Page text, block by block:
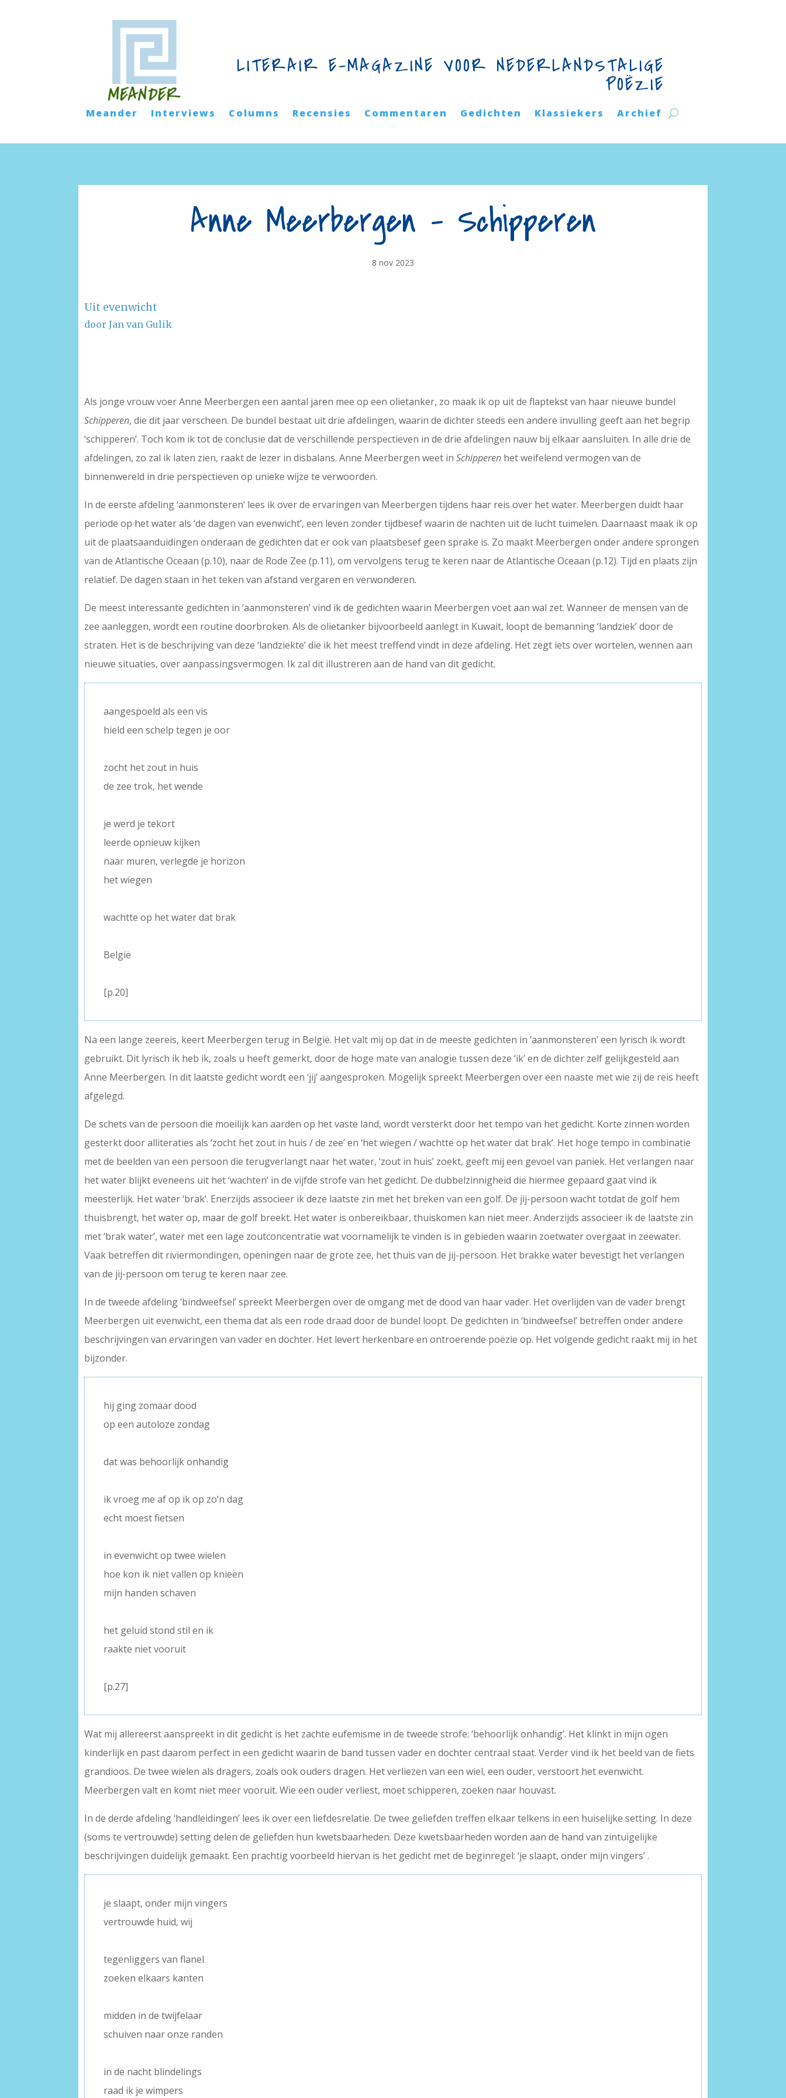
LITERAIR E-MAGAZINE VOOR NEDERLANDSTALIGE
POËZIE
Meander Interviews Columns Recensies Commentaren Gedichten Klassiekers Archief
Anne Meerbergen – Schipperen
8 nov 2023
Uit evenwicht
door Jan van Gulik
Als jonge vrouw voer Anne Meerbergen een aantal jaren mee op een olietanker, zo maak ik op uit de flaptekst van haar nieuwe bundel
Schipperen, die dit jaar verscheen. De bundel bestaat uit drie afdelingen, waarin de dichter steeds een andere invulling geeft aan het begrip
‘schipperen’. Toch kom ik tot de conclusie dat de verschillende perspectieven in de drie afdelingen nauw bij elkaar aansluiten. In alle drie de
afdelingen, zo zal ik laten zien, raakt de lezer in disbalans. Anne Meerbergen weet inSchipperen het weifelend vermogen van de
binnenwereld in drie perspectieven op unieke wijze te verwoorden.
In de eerste afdeling ‘aanmonsteren’ lees ik over de ervaringen van Meerbergen tijdens haar reis over het water. Meerbergen duidt haar
periode op het water als ‘de dagen van evenwicht’, een leven zonder tijdbesef waarin de nachten uit de lucht tuimelen. Daarnaast maak ik op
uit de plaatsaanduidingen onderaan de gedichten dat er ook van plaatsbesef geen sprake is. Zo maakt Meerbergen onder andere sprongen
van de Atlantische Oceaan (p.10), naar de Rode Zee (p.11), om vervolgens terug te keren naar de Atlantische Oceaan (p.12). Tijd en plaats zijn
relatief. De dagen staan in het teken van afstand vergaren en verwonderen.
De meest interessante gedichten in ‘aanmonsteren’ vind ik de gedichten waarin Meerbergen voet aan wal zet. Wanneer de mensen van de
zee aanleggen, wordt een routine doorbroken. Als de olietanker bijvoorbeeld aanlegt in Kuwait, loopt de bemanning ‘landziek’ door de
straten. Het is de beschrijving van deze ‘landziekte’ die ik het meest treffend vindt in deze afdeling. Het zegt iets over wortelen, wennen aan
nieuwe situaties, over aanpassingsvermogen. Ik zal dit illustreren aan de hand van dit gedicht.
aangespoeld als een vis
hield een schelp tegen je oor
zocht het zout in huis
de zee trok, het wende
je werd je tekort
leerde opnieuw kijken
naar muren, verlegde je horizon
het wiegen
wachtte op het water dat brak
België
[p.20]
Na een lange zeereis, keert Meerbergen terug in België. Het valt mij op dat in de meeste gedichten in ‘aanmonsteren’ een lyrisch ik wordt
gebruikt. Dit lyrisch ik heb ik, zoals u heeft gemerkt, door de hoge mate van analogie tussen deze ‘ik’ en de dichter zelf gelijkgesteld aan
Anne Meerbergen. In dit laatste gedicht wordt een ‘jij’ aangesproken. Mogelijk spreekt Meerbergen over een naaste met wie zij de reis heeft
afgelegd.
De schets van de persoon die moeilijk kan aarden op het vaste land, wordt versterkt door het tempo van het gedicht. Korte zinnen worden
gesterkt door alliteraties als ‘zocht het zout in huis / de zee’ en ‘het wiegen / wachtte op het water dat brak’. Het hoge tempo in combinatie
met de beelden van een persoon die terugverlangt naar het water, ‘zout in huis’ zoekt, geeft mij een gevoel van paniek. Het verlangen naar
het water blijkt eveneens uit het ‘wachten’ in de vijfde strofe van het gedicht. De dubbelzinnigheid die hiermee gepaard gaat vind ik
meesterlijk. Het water ‘brak’. Enerzijds associeer ik deze laatste zin met het breken van een golf. De jij-persoon wacht totdat de golf hem
thuisbrengt, het water op, maar de golf breekt. Het water is onbereikbaar, thuiskomen kan niet meer. Anderzijds associeer ik de laatste zin
met ‘brak water’, water met een lage zoutconcentratie wat voornamelijk te vinden is in gebieden waarin zoetwater overgaat in zeewater.
Vaak betreffen dit riviermondingen, openingen naar de grote zee, het thuis van de jij-persoon. Het brakke water bevestigt het verlangen
van de jij-persoon om terug te keren naar zee.
In de tweede afdeling ‘bindweefsel’ spreekt Meerbergen over de omgang met de dood van haar vader. Het overlijden van de vader brengt
Meerbergen uit evenwicht, een thema dat als een rode draad door de bundel loopt. De gedichten in ‘bindweefsel’ betreffen onder andere
beschrijvingen van ervaringen van vader en dochter. Het levert herkenbare en ontroerende poëzie op. Het volgende gedicht raakt mij in het
bijzonder.
hij ging zomaar dood
op een autoloze zondag
dat was behoorlijk onhandig
ik vroeg me af op ik op zo’n dag
echt moest fietsen
in evenwicht op twee wielen
hoe kon ik niet vallen op knieën
mijn handen schaven
het geluid stond stil en ik
raakte niet vooruit
[p.27]
Wat mij allereerst aanspreekt in dit gedicht is het zachte eufemisme in de tweede strofe: ‘behoorlijk onhandig’. Het klinkt in mijn ogen
kinderlijk en past daarom perfect in een gedicht waarin de band tussen vader en dochter centraal staat. Verder vind ik het beeld van de fiets
grandioos. De twee wielen als dragers, zoals ook ouders dragen. Het verliezen van een wiel, een ouder, verstoort het evenwicht.
Meerbergen valt en komt niet meer vooruit. Wie een ouder verliest, moet schipperen, zoeken naar houvast.
In de derde afdeling ‘handleidingen’ lees ik over een liefdesrelatie. De twee geliefden treffen elkaar telkens in een huiselijke setting. In deze
(soms te vertrouwde) setting delen de geliefden hun kwetsbaarheden. Deze kwetsbaarheden worden aan de hand van zintuigelijke
beschrijvingen duidelijk gemaakt. Een prachtig voorbeeld hiervan is het gedicht met de beginregel: ‘je slaapt, onder mijn vingers’ .
je slaapt, onder mijn vingers
vertrouwde huid, wij
tegenliggers van flanel
zoeken elkaars kanten
midden in de twijfelaar
schuiven naar onze randen
in de nacht blindelings
raad ik je wimpers